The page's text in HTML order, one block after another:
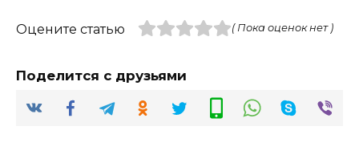
Оцените статью ( Пока оценок нет )
Поделится с друзьями